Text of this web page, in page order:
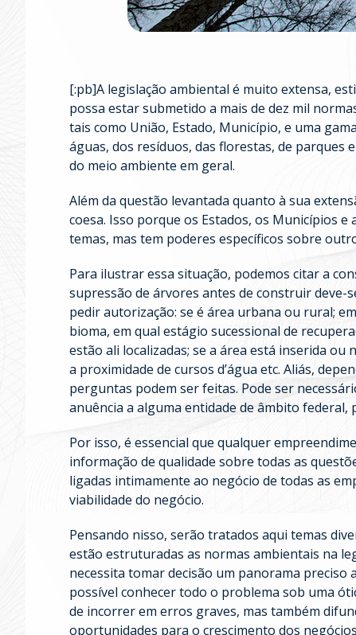
[:pb]A legislação ambiental é muito extensa,
possa estar submetido a mais de dez mil
tais como União, Estado, Município, e uma
águas, dos resíduos, das florestas, de parques
do meio ambiente em geral.
Além da questão levantada quanto à sua
coesa. Isso porque os Estados, os Municípios
temas, mas tem poderes específicos sobre
Para ilustrar essa situação, podemos citar a
supressão de árvores antes de construir deve-
pedir autorização: se é área urbana ou rural;
bioma, em qual estágio sucessional de
estão ali localizadas; se a área está inserida
a proximidade de cursos d’água etc. Aliás,
perguntas podem ser feitas. Pode ser
anuência a alguma entidade de âmbito federal,
Por isso, é essencial que qualquer
informação de qualidade sobre todas as
ligadas intimamente ao negócio de todas as
viabilidade do negócio.
Pensando nisso, serão tratados aqui temas
estão estruturadas as normas ambientais na
necessita tomar decisão um panorama preciso
possível conhecer todo o problema sob uma
de incorrer em erros graves, mas também
oportunidades para o crescimento dos